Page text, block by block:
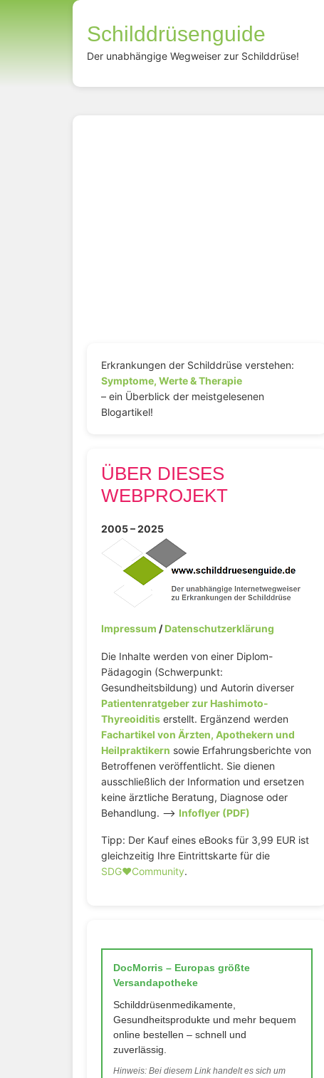
Schilddrüsenguide
Der unabhängige Wegweiser zur Schilddrüse!
Erkrankungen der Schilddrüse verstehen:
Symptome, Werte & Therapie
– ein Überblick der meistgelesenen
Blogartikel!
ÜBER DIESES
WEBPROJEKT
2005 – 2025
Impressum /Datenschutzerklärung
Die Inhalte werden von einer Diplom-
Pädagogin (Schwerpunkt:
Gesundheitsbildung) und Autorin diverser
Patientenratgeber zur Hashimoto-
Thyreoiditis erstellt. Ergänzend werden
Fachartikel von Ärzten, Apothekern und
Heilpraktikern sowie Erfahrungsberichte von
Betroffenen veröffentlicht. Sie dienen
ausschließlich der Information und ersetzen
keine ärztliche Beratung, Diagnose oder
Behandlung. –> Infoflyer (PDF)
Tipp: Der Kauf eines eBooks für 3,99 EUR ist
gleichzeitig Ihre Eintrittskarte für die
SDG♥️Community.
DocMorris – Europas größte
Versandapotheke
Schilddrüsenmedikamente,
Gesundheitsprodukte und mehr bequem
online bestellen – schnell und
zuverlässig.
Hinweis: Bei diesem Link handelt es sich um